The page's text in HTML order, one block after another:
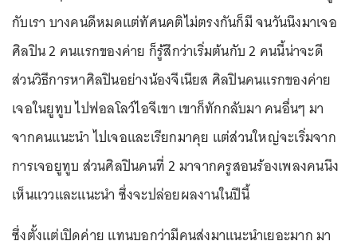
กับเรา บางคนดีหมดแต่ทัศนคติไม่ตรงกันก็มี จนวันนึงมาเจอ
ศิลปิน 2 คนแรกของค่าย ก็รู้สึกว่าเริ่มต้นกับ 2 คนนี้น่าจะดี
ส่วนวิธีการหาศิลปินอย่างน้องจีเนียส ศิลปินคนแรกของค่าย
เจอในยูทูบ ไปฟอลโลว์ไอจีเขา เขาก็ทักกลับมา คนอื่นๆ มา
จากคนแนะนำ ไปเจอและเรียกมาคุย แต่ส่วนใหญ่จะเริ่มจาก
การเจอยูทูบ ส่วนศิลปินคนที่ 2 มาจากครูสอนร้องเพลงคนนึง
เห็นแววและแนะนำ ซึ่งจะปล่อยผลงานในปีนี้
ซึ่งตั้งแต่เปิดค่าย แทนบอกว่ามีคนส่งมาแนะนำเยอะมาก มา